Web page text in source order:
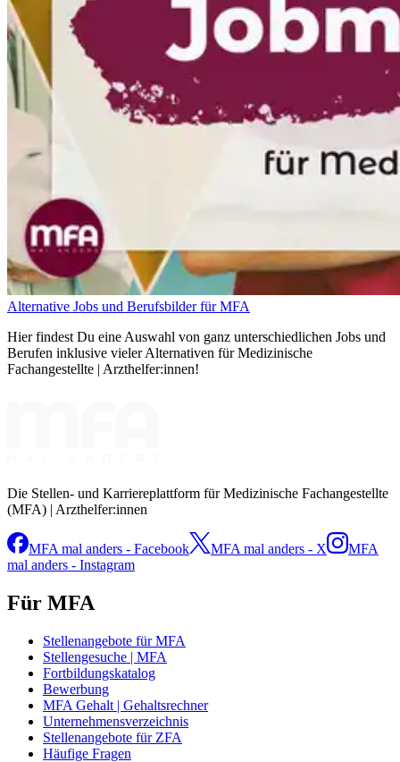
Alternative Jobs und Berufsbilder für MFA
Hier findest Du eine Auswahl von ganz unterschiedlichen Jobs und
Berufen inklusive vieler Alternativen für Medizinische
Fachangestellte | Arzthelfer:innen!
Die Stellen- und Karriereplattform für Medizinische Fachangestellte
(MFA) | Arzthelfer:innen
MFA mal anders - Facebook MFA mal anders - X
MFA
mal anders - Instagram
Für MFA
Stellenangebote für MFA
Stellengesuche | MFA
Fortbildungskatalog
Bewerbung
MFA Gehalt | Gehaltsrechner
Unternehmensverzeichnis
Stellenangebote für ZFA
Häufige Fragen